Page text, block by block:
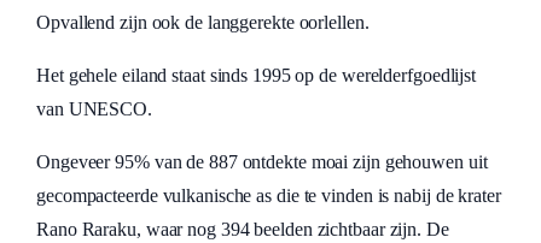
Opvallend zijn ook de langgerekte oorlellen.
Het gehele eiland staat sinds 1995 op de werelderfgoedlijst
van UNESCO.
Ongeveer 95% van de 887 ontdekte moai zijn gehouwen uit
gecompacteerde vulkanische as die te vinden is nabij de krater
Rano Raraku, waar nog 394 beelden zichtbaar zijn. De